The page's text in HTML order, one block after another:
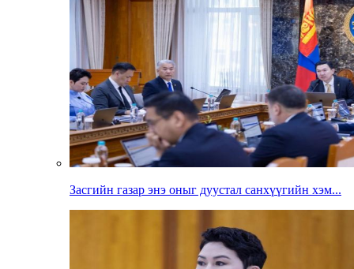
Засгийн газар энэ оныг дуустал санхүүгийн хэм...